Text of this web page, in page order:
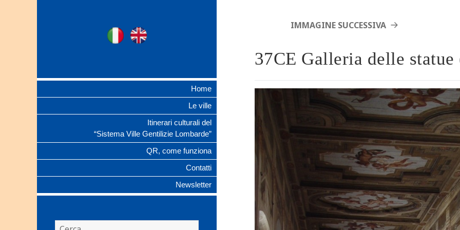
Ville Gentilizie
Ita
Home
Le ville
Itinerari culturali del
“Sistema Ville Gentilizie Lombarde”
QR, come funziona
Contatti
Newsletter
Ricerca
IMMAGINE SUCCESSIVA
37CE Galleria delle statue